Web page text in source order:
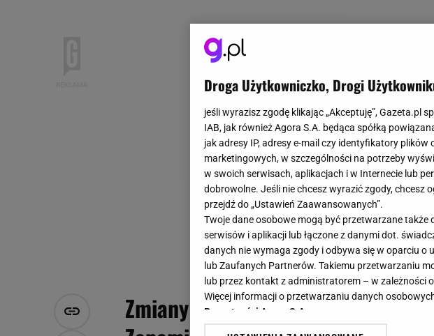
Zmiany w kodeksie pracy, a
Droga Użytkowniczko, Drogi
jeśli wyrazisz zgodę klikając „Akceptuję”, Gazeta.pl
IAB, jak również Agora S.A. będąca spółką
jak adresy IP, adresy e-mail czy identyfikatory
marketingowych, w szczególności na potrzeby
w swoich serwisach, aplikacjach i w Internecie lub
dobrowolne. Jeśli nie chcesz wyrazić zgody, chcesz
przejdź do „Ustawień Zaawansowanych”.
Twoje dane osobowe mogą być przetwarzane
serwisów i aplikacji lub łączone z danymi dot.
danych nie wymaga zgody i odbywa się w oparciu o
lub Zaufanych Partnerów. Takiemu przetwarzaniu
lub przez kontakt z administratorem – w zależności
Więcej informacji o przetwarzaniu danych
Prywatności Agora S.A.